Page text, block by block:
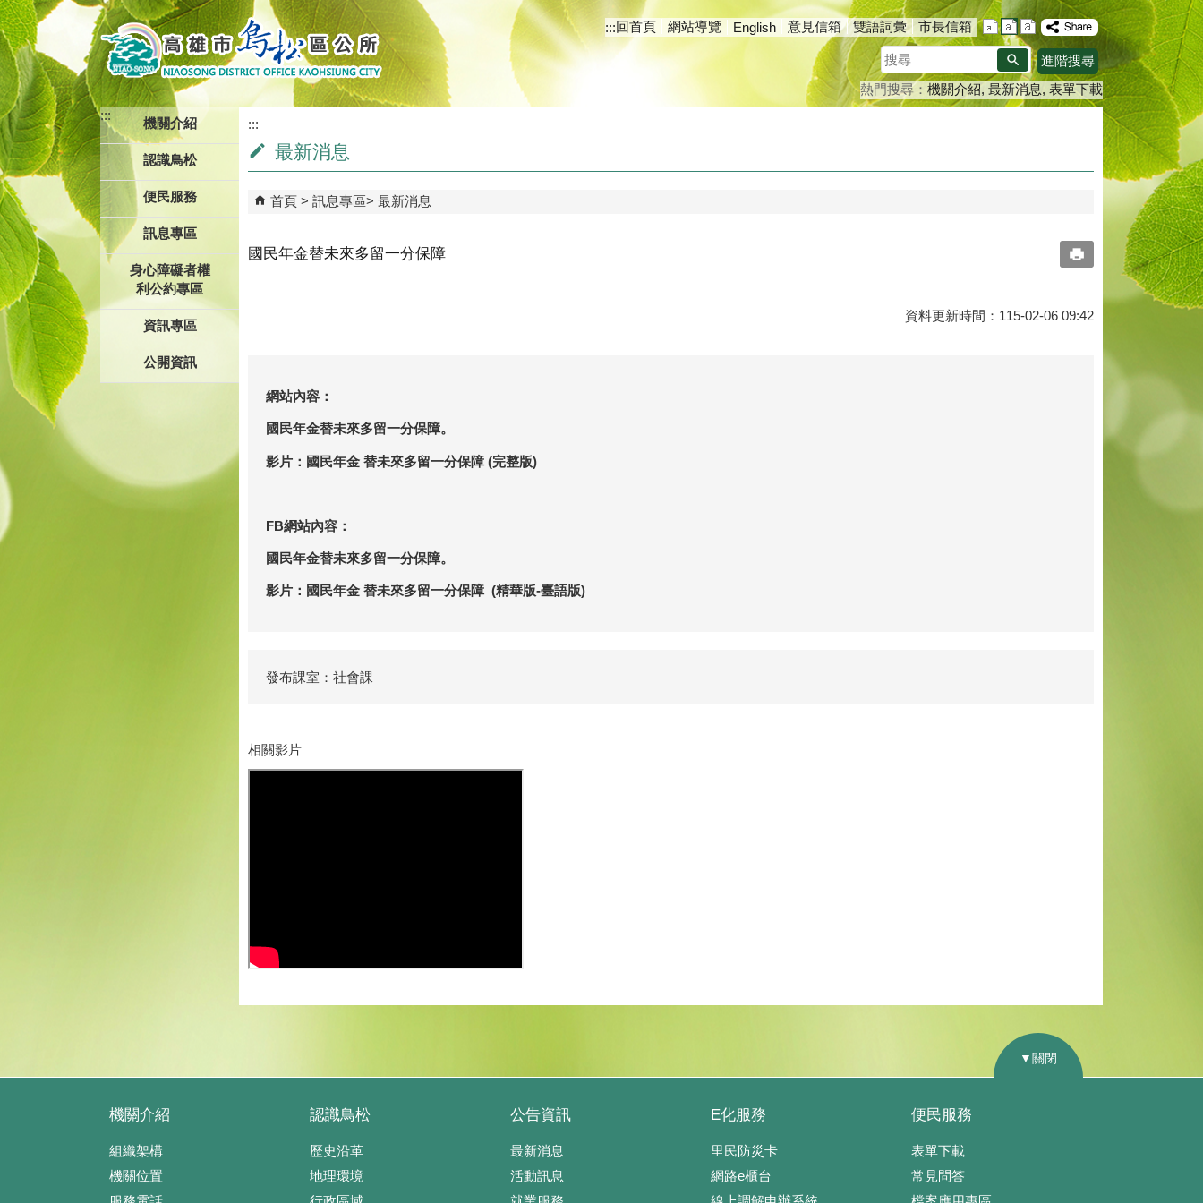
跳到主要內容區塊
:::回首頁 網站導覽 English 意見信箱 雙語詞彙
市長信箱
搜
尋
進階搜尋
熱門搜尋： 機關介紹 最新消息 表單下載
:::
機關介紹
認識鳥松
便民服務
訊息專區
身心障礙者權
利公約專區
資訊專區
公開資訊
:::
最新消息
首頁 訊息專區 最新消息
國民年金替未來多留一分保障
資料更新時間：115-02-06 09:42
網站內容：
國民年金替未來多留一分保障。
影片：國民年金 替未來多留一分保障 (完整版)
FB網站內容：
國民年金替未來多留一分保障。
影片：國民年金 替未來多留一分保障 (精華版-臺語版)
發布課室：社會課
相關影片
▼關閉
機關介紹
組織架構
機關位置
認識鳥松
歷史沿革
地理環境
公告資訊
最新消息
活動訊息
E化服務
里民防災卡
網路e櫃台
便民服務
表單下載
常見問答